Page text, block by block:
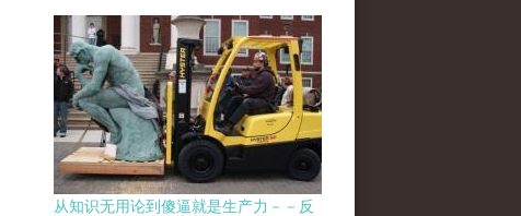
从知识无用论到傻逼就是生产力－－反